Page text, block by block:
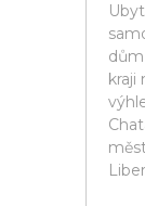
kraji